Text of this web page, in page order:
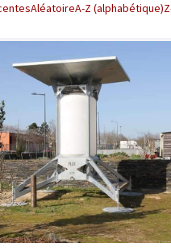
AléatoireA-Z (alphabétique)